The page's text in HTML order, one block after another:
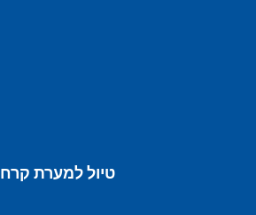
טיול למערת קרח